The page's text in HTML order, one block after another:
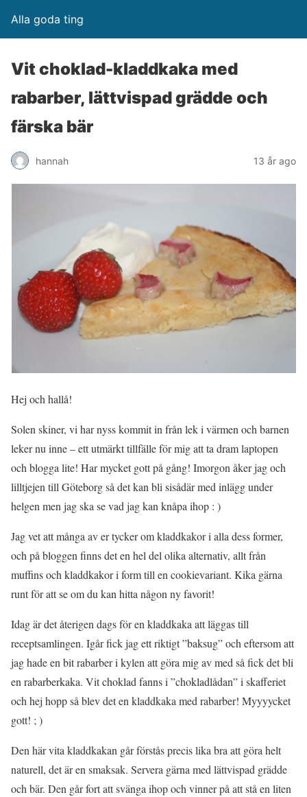
Alla goda ting
Vit choklad-kladdkaka med
rabarber, lättvispad grädde och
färska bär
hannah 13 år ago
Hej och hallå!
Solen skiner, vi har nyss kommit in från lek i värmen och barnen
leker nu inne – ett utmärkt tillfälle för mig att ta dram laptopen
och blogga lite! Har mycket gott på gång! Imorgon åker jag och
lilltjejen till Göteborg så det kan bli sisådär med inlägg under
helgen men jag ska se vad jag kan knåpa ihop : )
Jag vet att många av er tycker om kladdkakor i alla dess former,
och på bloggen finns det en hel del olika alternativ, allt från
muffins och kladdkakor i form till en cookievariant. Kika gärna
runt för att se om du kan hitta någon ny favorit!
Idag är det återigen dags för en kladdkaka att läggas till
receptsamlingen. Igår fick jag ett riktigt ”baksug” och eftersom att
jag hade en bit rabarber i kylen att göra mig av med så fick det bli
en rabarberkaka. Vit choklad fanns i ”chokladlådan” i skafferiet
och hej hopp så blev det en kladdkaka med rabarber! Myyyycket
gott! ; )
Den här vita kladdkakan går förstås precis lika bra att göra helt
naturell, det är en smaksak. Servera gärna med lättvispad grädde
och bär. Den går fort att svänga ihop och vinner på att stå en liten